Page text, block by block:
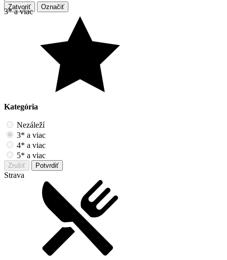
Zatvoriť Označiť
3* a viac
Kategória
Nezáleží
3* a viac
4* a viac
5* a viac
Zrušiť Potvrdiť
Strava